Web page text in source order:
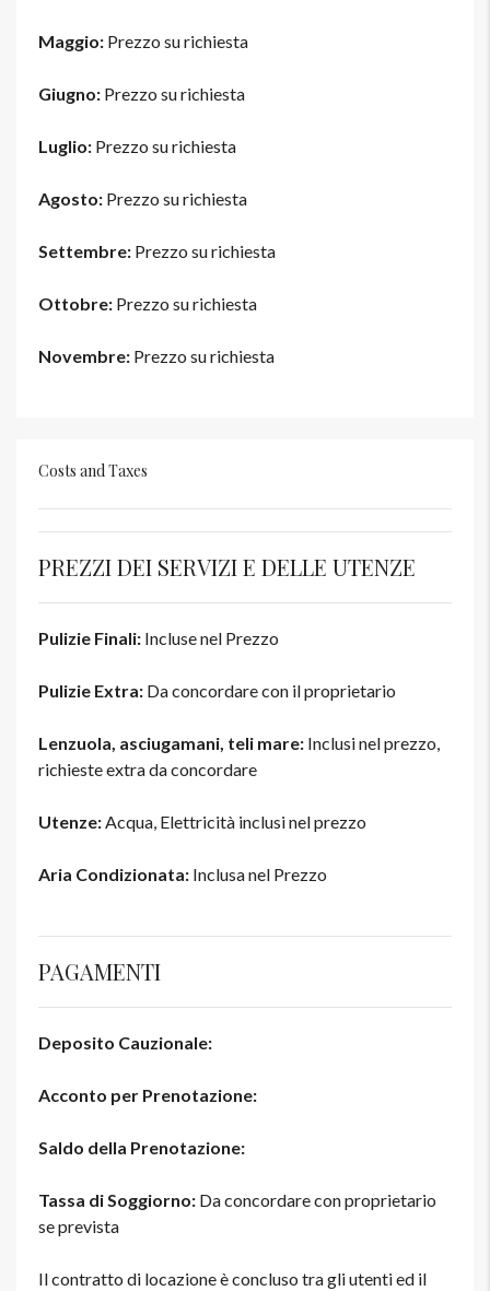
Maggio: Prezzo su richiesta
Giugno: Prezzo su richiesta
Luglio: Prezzo su richiesta
Agosto: Prezzo su richiesta
Settembre: Prezzo su richiesta
Ottobre: Prezzo su richiesta
Novembre: Prezzo su richiesta
Costs and Taxes
PREZZI DEI SERVIZI E DELLE UTENZE
Pulizie Finali: Incluse nel Prezzo
Pulizie Extra: Da concordare con il proprietario
Lenzuola, asciugamani, teli mare: Inclusi nel prezzo,
richieste extra da concordare
Utenze:Acqua, Elettricità inclusi nel prezzo
Aria Condizionata: Inclusa nel Prezzo
PAGAMENTI
Deposito Cauzionale:
Acconto per Prenotazione:
Saldo della Prenotazione:
Tassa di Soggiorno: Da concordare con proprietario
se prevista
Il contratto di locazione è concluso tra gli utenti ed il